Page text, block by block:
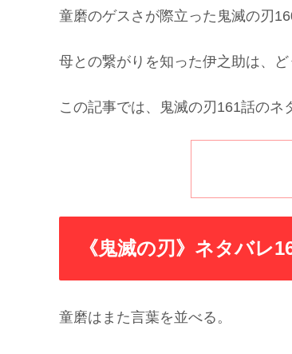
童磨のゲスさが際立った鬼滅の刃
母との繋がりを知った伊之助は、
この記事では、鬼滅の刃161話の
《鬼滅の刃》ネタバレ
童磨はまた言葉を並べる。